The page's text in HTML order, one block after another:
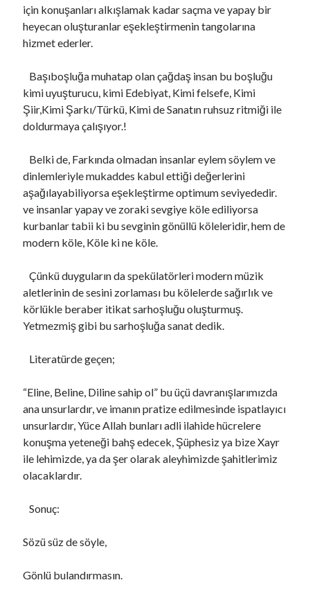
için konuşanları alkışlamak kadar saçma ve yapay bir
heyecan oluşturanlar eşekleştirmenin tangolarına
hizmet ederler.
Başıboşluğa muhatap olan çağdaş insan bu boşluğu
kimi uyuşturucu, kimi Edebiyat, Kimi felsefe, Kimi
Şiir,Kimi Şarkı/Türkü, Kimi de Sanatın ruhsuz ritmiği ile
doldurmaya çalışıyor.!
Belki de, Farkında olmadan insanlar eylem söylem ve
dinlemleriyle mukaddes kabul ettiği değerlerini
aşağılayabiliyorsa eşekleştirme optimum seviyededir.
ve insanlar yapay ve zoraki sevgiye köle ediliyorsa
kurbanlar tabii ki bu sevginin gönüllü köleleridir, hem de
modern köle, Köle ki ne köle.
Çünkü duyguların da spekülatörleri modern müzik
aletlerinin de sesini zorlaması bu kölelerde sağırlık ve
körlükle beraber itikat sarhoşluğu oluşturmuş.
Yetmezmiş gibi bu sarhoşluğa sanat dedik.
Literatürde geçen;
“Eline, Beline, Diline sahip ol” bu üçü davranışlarımızda
ana unsurlardır, ve imanın pratize edilmesinde ispatlayıcı
unsurlardır, Yüce Allah bunları adli ilahide hücrelere
konuşma yeteneği bahş edecek, Şüphesiz ya bize Xayr
ile lehimizde, ya da şer olarak aleyhimizde şahitlerimiz
olacaklardır.
Sonuç:
Sözü süz de söyle,
Gönlü bulandırmasın.